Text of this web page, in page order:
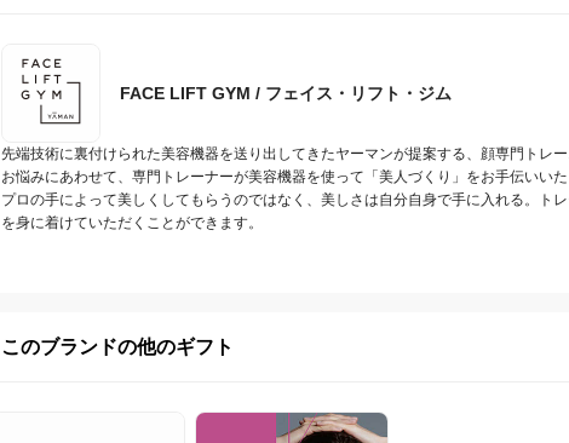
FACE LIFT GYM / フェイス・リフト・ジム
先端技術に裏付けられた美容機器を送り出してきたヤーマンが提案する、顔専門トレー
お悩みにあわせて、専門トレーナーが美容機器を使って「美人づくり」をお手伝いいた
プロの手によって美しくしてもらうのではなく、美しさは自分自身で手に入れる。ト
を身に着けていただくことができます。
このブランドの他のギフト